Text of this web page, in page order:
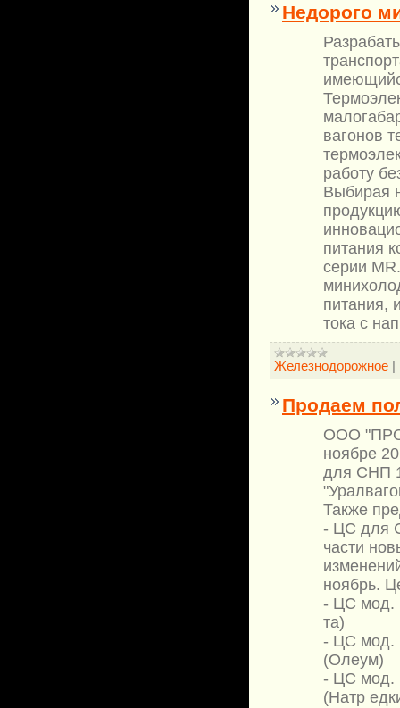
Недорого
вагонов
работу
Выбирая
питания
серии
питания,
тока с
Железнодорожное |
Продаем
ООО
ноябре
для СНП
Также
- ЦС для
части
ноябрь.
- ЦС мод.
та)
- ЦС мод.
(Олеум)
- ЦС мод.
(Натр